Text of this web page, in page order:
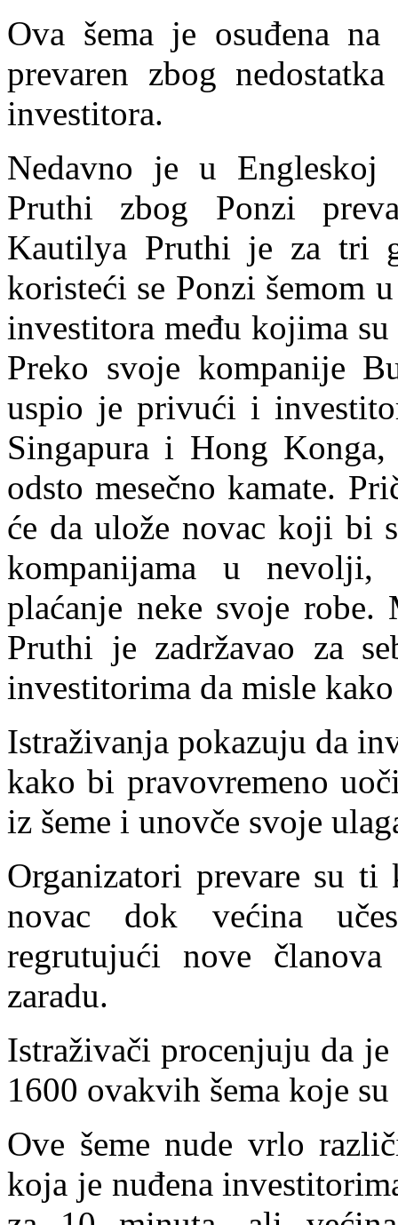
Ova šema je osuđena
prevaren zbog
investitora.
Nedavno je u
Pruthi zbog Ponzi
Kautilya Pruthi je za tri
koristeći se Ponzi šemom
investitora među kojima
Preko svoje kompanije
uspio je privući i
Singapura i Hong
odsto mesečno kamate.
će da ulože novac koji bi
kompanijama u
plaćanje neke svoje
Pruthi je zadržavao za
investitorima da misle
Istraživanja pokazuju da
kako bi pravovremeno
iz šeme i unovče svoje
Organizatori prevare su
novac dok većina
regrutujući nove
zaradu.
Istraživači procenjuju da
1600 ovakvih šema koje
Ove šeme nude vrlo
koja je nuđena